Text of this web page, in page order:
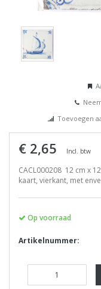
Toevoegen
€ 2,65 Incl. btw
CACL000208 12 cm x
kaart, vierkant, met
Op voorraad
Artikelnummer: